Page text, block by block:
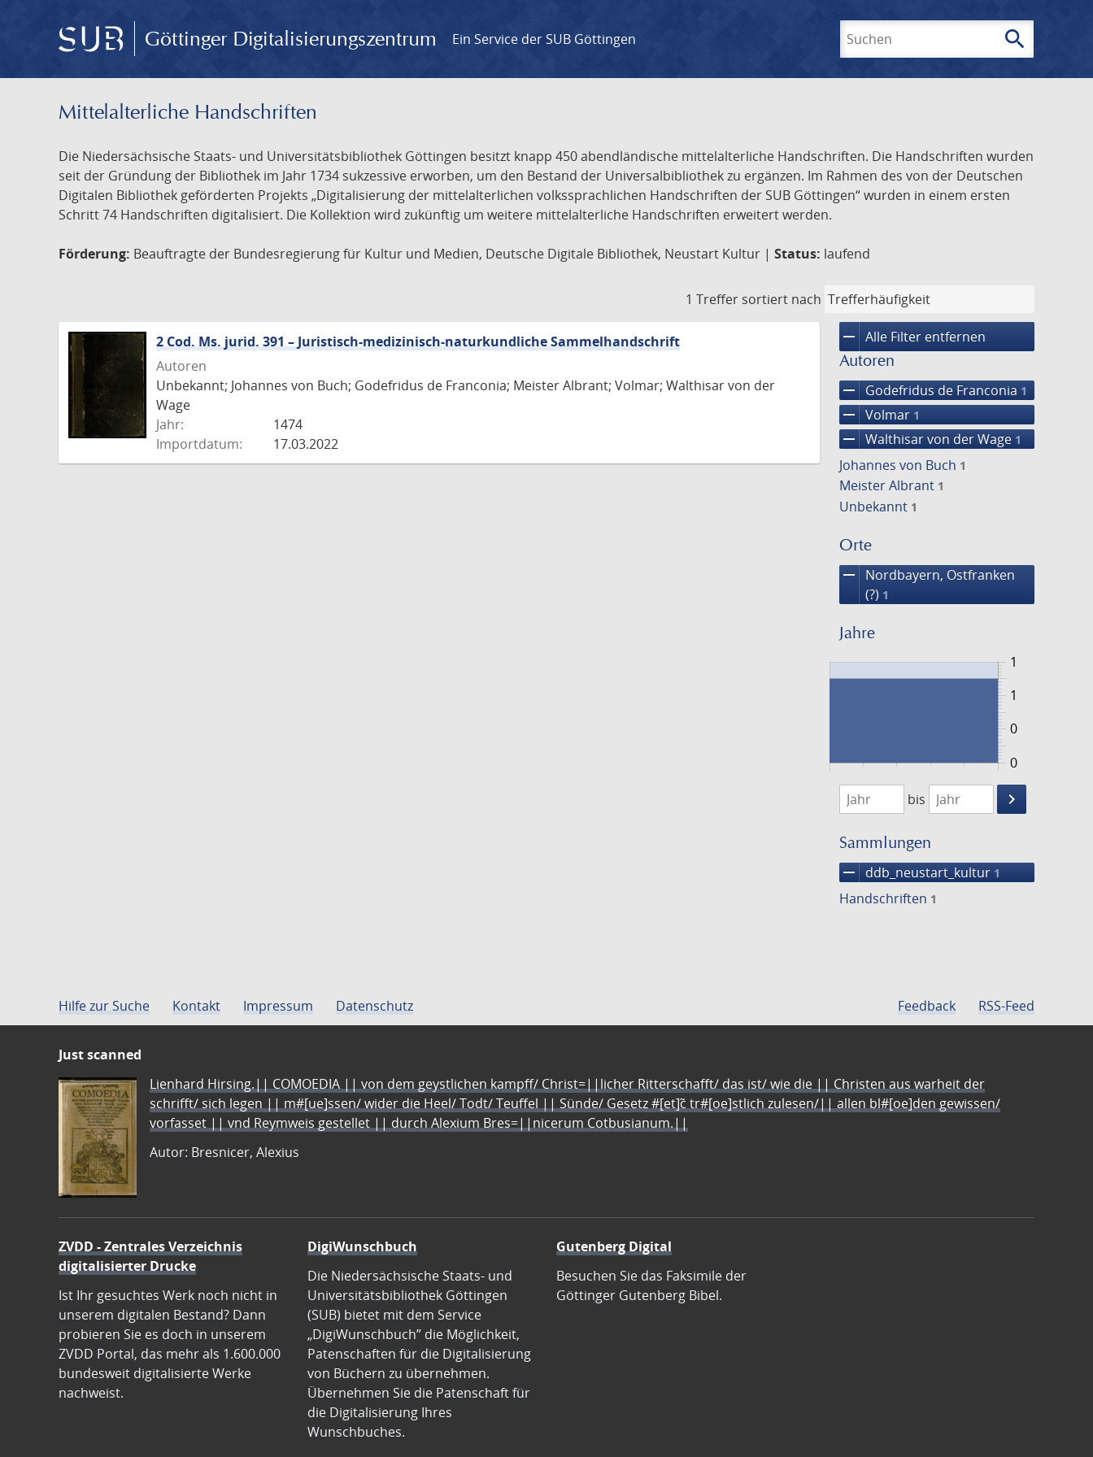
Göttinger Digitalisierungszentrum Ein Service der SUB Göttingen search
Mittelalterliche Handschriften
Die Niedersächsische Staats- und Universitätsbibliothek Göttingen besitzt knapp 450 abendländische mittelalterliche Handschriften. Die Handschriften wurden
seit der Gründung der Bibliothek im Jahr 1734 sukzessive erworben, um den Bestand der Universalbibliothek zu ergänzen. Im Rahmen des von der Deutschen
Digitalen Bibliothek geförderten Projekts „Digitalisierung der mittelalterlichen volkssprachlichen Handschriften der SUB Göttingen“ wurden in einem ersten
Schritt 74 Handschriften digitalisiert. Die Kollektion wird zukünftig um weitere mittelalterliche Handschriften erweitert werden.
Förderung: Beauftragte der Bundesregierung für Kultur und Medien, Deutsche Digitale Bibliothek, Neustart Kultur | Status: laufend
1 Treffer sortiert nach
remove Alle Filter entfernen
Autoren
remove Godefridus de Franconia 1
remove Volmar 1
remove Walthisar von der Wage 1
Johannes von Buch 1
Meister Albrant 1
Unbekannt 1
Orte
remove
Nordbayern, Ostfranken
(?) 1
Jahre
0
1
0
1
1474
1475
bis
keyboard_arrow_right
Suche
Sammlungen
remove ddb_neustart_kultur 1
Handschriften 1
2 Cod. Ms. jurid. 391 – Juristisch-medizinisch-naturkundliche Sammelhandschrift
Autoren
Unbekannt; Johannes von Buch; Godefridus de Franconia; Meister Albrant; Volmar; Walthisar von der
Wage
Jahr:
1474
Importdatum:
17.03.2022
Hilfe zur Suche Kontakt Impressum Datenschutz Feedback RSS-Feed
Just scanned
Lienhard Hirsing.|| COMOEDIA || von dem geystlichen kampff/ Christ=||licher Ritterschafft/ das ist/ wie die || Christen aus warheit der
schrifft/ sich legen || m#[ue]ssen/ wider die Heel/ Todt/ Teuffel || Sünde/ Gesetz #[et]c̃ tr#[oe]stlich zulesen/|| allen bl#[oe]den gewissen/
vorfasset || vnd Reymweis gestellet || durch Alexium Bres=||nicerum Cotbusianum.||
Autor: Bresnicer, Alexius
ZVDD - Zentrales Verzeichnis
digitalisierter Drucke
Ist Ihr gesuchtes Werk noch nicht in
unserem digitalen Bestand? Dann
probieren Sie es doch in unserem
ZVDD Portal, das mehr als 1.600.000
bundesweit digitalisierte Werke
nachweist.
DigiWunschbuch
Die Niedersächsische Staats- und
Universitätsbibliothek Göttingen
(SUB) bietet mit dem Service
„DigiWunschbuch” die Möglichkeit,
Patenschaften für die Digitalisierung
von Büchern zu übernehmen.
Übernehmen Sie die Patenschaft für
die Digitalisierung Ihres
Wunschbuches.
Gutenberg Digital
Besuchen Sie das Faksimile der
Göttinger Gutenberg Bibel.